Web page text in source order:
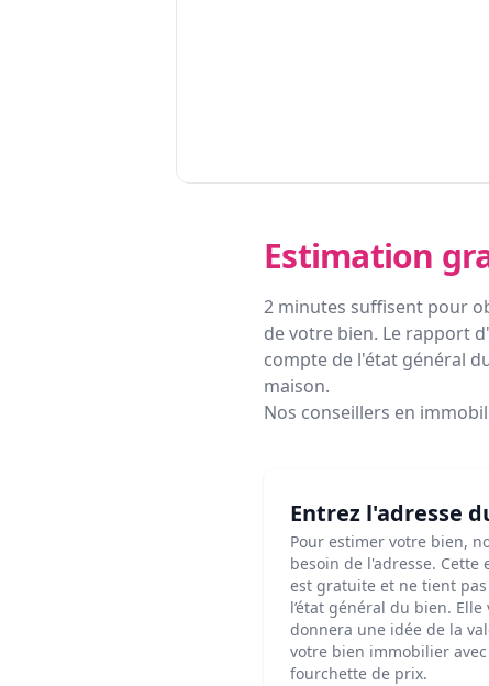
Estimation
2 minutes suffisent pour
de votre bien. Le rapport
compte de l'état général
maison.
Nos conseillers en
Entrez l'adresse
Pour estimer votre bien,
besoin de l'adresse. Cette
est gratuite et ne tient
l’état général du bien. Elle
donnera une idée de la
votre bien immobilier
fourchette de prix.